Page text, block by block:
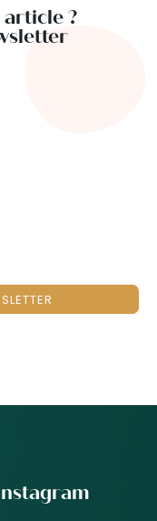
article ?